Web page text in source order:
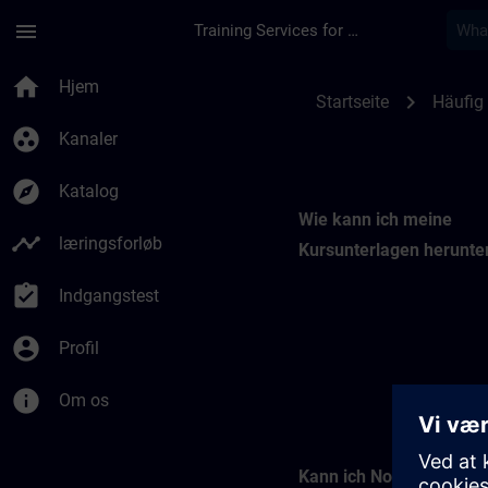
menu Training Services for Digital Industries
home Hjem
group_work Kanaler
explore Katalog
timeline læringsforløb
assignment_turned_in Indgangstest
account_circle Profil
info Om os
Startseite chevron_right Häufig
Wie kann ich meine
Kursunterlagen
Kann ich Notizen in